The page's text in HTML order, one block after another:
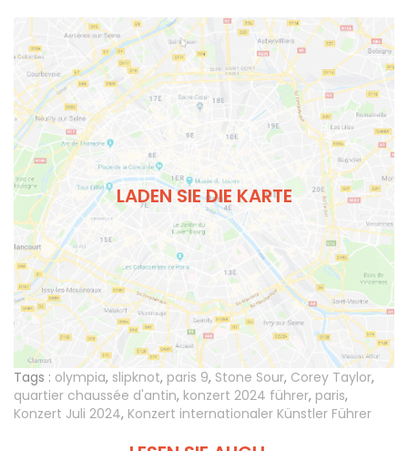
LADEN SIE DIE KARTE
Tags : olympia, slipknot, paris 9, Stone Sour, Corey Taylor,
quartier chaussée d'antin, konzert 2024 führer, paris,
Konzert Juli 2024, Konzert internationaler Künstler Führer